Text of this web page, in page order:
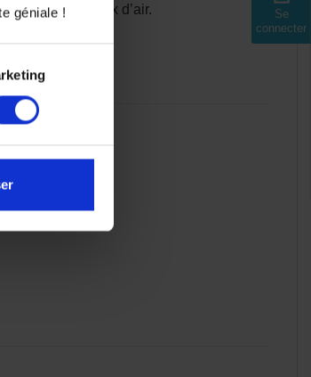
géniale !
Se
connecter
efficace du flux d’air.